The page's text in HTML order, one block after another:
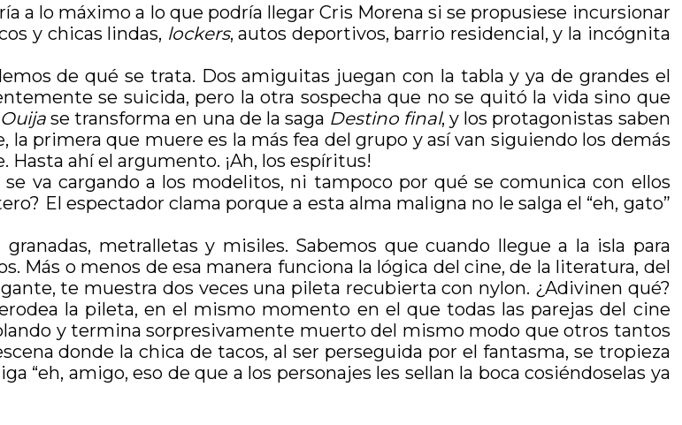
a lo máximo a lo que podría llegar Cris Morena si se propusiese incursionar
y chicas lindas, lockers, autos deportivos, barrio residencial, y la incógnita
de qué se trata. Dos amiguitas juegan con la tabla y ya de grandes el
se suicida, pero la otra sospecha que no se quitó la vida sino que
Ouija se transforma en una de la saga Destino final, y los protagonistas saben
primera que muere es la más fea del grupo y así van siguiendo los demás
Hasta ahí el argumento. ¡Ah, los espíritus!
va cargando a los modelitos, ni tampoco por qué se comunica con ellos
El espectador clama porque a esta alma maligna no le salga el “eh, gato”
metralletas y misiles. Sabemos que cuando llegue a la isla para
Más o menos de esa manera funciona la lógica del cine, de la literatura, del
te muestra dos veces una pileta recubierta con nylon. ¿Adivinen qué?
la pileta, en el mismo momento en el que todas las parejas del cine
y termina sorpresivamente muerto del mismo modo que otros tantos
donde la chica de tacos, al ser perseguida por el fantasma, se tropieza
“eh, amigo, eso de que a los personajes les sellan la boca cosiéndoselas ya